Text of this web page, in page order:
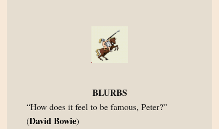
BLURBS
“How does it feel to be famous, Peter?”
(David Bowie)